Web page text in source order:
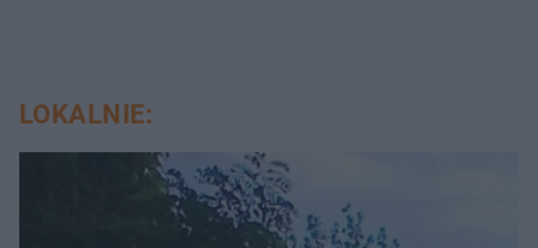
LOKALNIE: